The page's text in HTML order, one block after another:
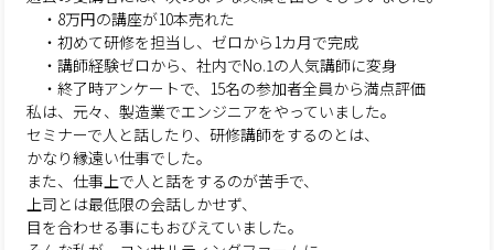
・8万円の講座が10本売れた
・初めて研修を担当し、ゼロから1カ月で完成
・講師経験ゼロから、社内でNo.1の人気講師に変身
・終了時アンケートで、15名の参加者全員から満点評価
私は、元々、製造業でエンジニアをやっていました。
セミナーで人と話したり、研修講師をするのとは、
かなり縁遠い仕事でした。
また、仕事上で人と話をするのが苦手で、
上司とは最低限の会話しかせず、
目を合わせる事にもおびえていました。